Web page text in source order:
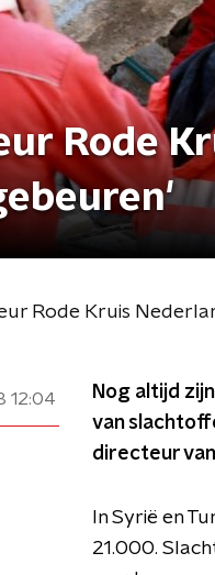
Rode
Rode Kruis
12:04
Nog altijd
van
directeur
In Syrië en
21.000.